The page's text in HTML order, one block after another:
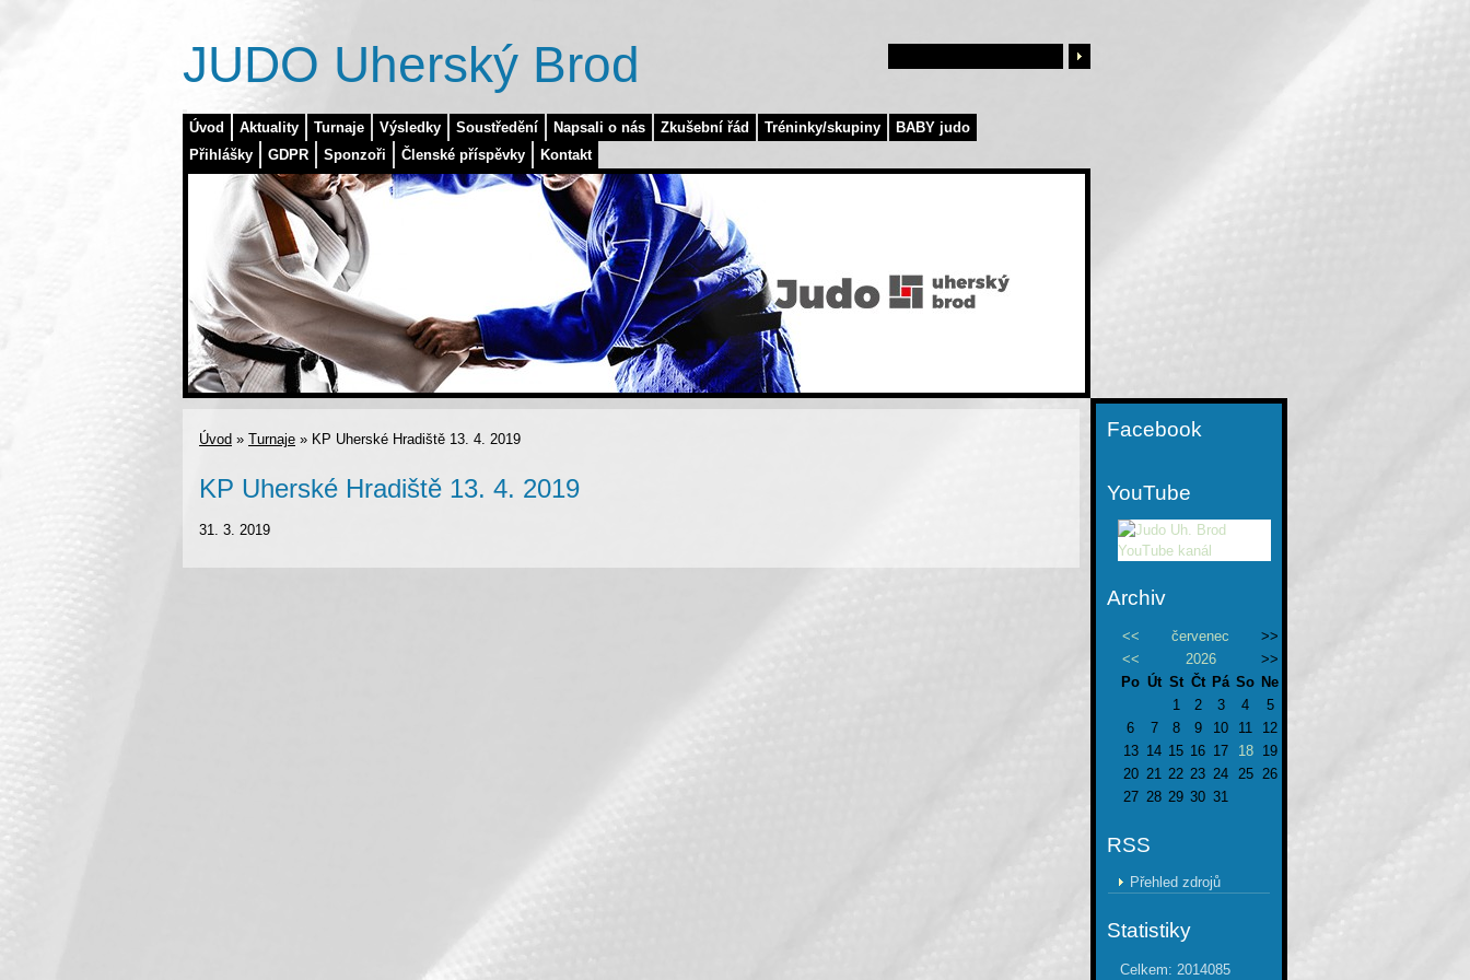
Úvod Aktuality Turnaje Výsledky Soustředění Napsali o nás Zkušební řád Tréninky/skupiny
BABY judo
Přihlášky
GDPR Sponzoři Členské příspěvky Kontakt
JUDO Uherský Brod
Úvod » Turnaje » KP Uherské Hradiště 13. 4. 2019
KP Uherské Hradiště 13. 4. 2019
31. 3. 2019
Facebook
YouTube
Archiv
<< červenec
>>
<<
2026
>>
Po Út St Čt Pá So Ne
1
2 3 4
5
6
7 8 9 10 11
12
13 14 15 16 17 18
19
20 21 22 23 24 25 26
27 28 29 30 31
RSS
Přehled zdrojů
Statistiky
Celkem: 2014085